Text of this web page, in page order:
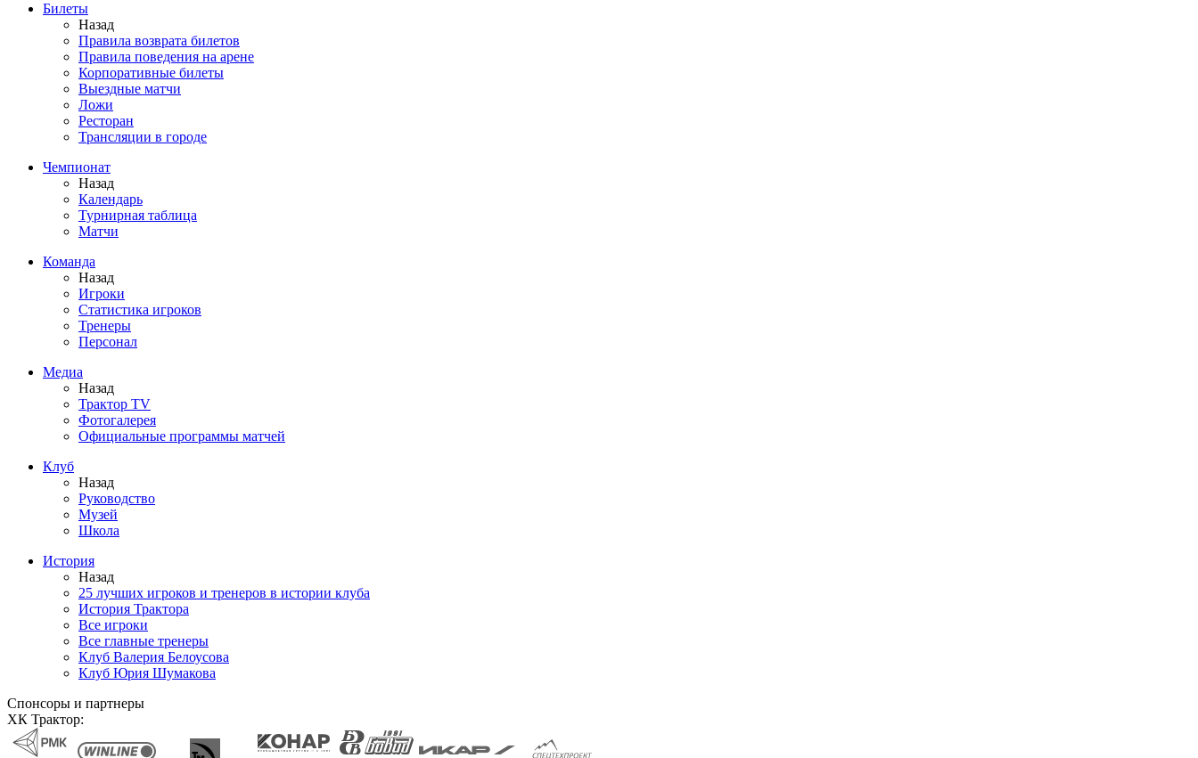
Билеты
Назад
Правила возврата билетов
Правила поведения на арене
Корпоративные билеты
Выездные матчи
Ложи
Ресторан
Трансляции в городе
Чемпионат
Назад
Календарь
Турнирная таблица
Матчи
Команда
Назад
Игроки
Статистика игроков
Тренеры
Персонал
Медиа
Назад
Трактор TV
Фотогалерея
Официальные программы матчей
Клуб
Назад
Руководство
Музей
Школа
История
Назад
25 лучших игроков и тренеров в истории клуба
История Трактора
Все игроки
Все главные тренеры
Клуб Валерия Белоусова
Клуб Юрия Шумакова
Спонсоры и партнеры
ХК Трактор: